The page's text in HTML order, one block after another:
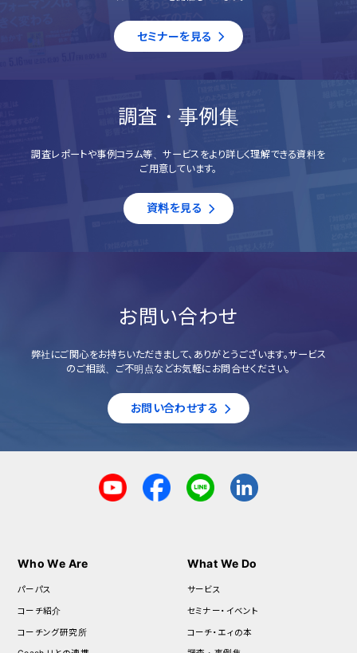
セミナーを見る
調査・事例集
調査レポートや事例コラム等、サービスをより詳しく理解できる資料を
ご用意しています。
資料を見る
お問い合わせ
弊社にご関心をお持ちいただきまして、ありがとうございます。サービス
のご相談、ご不明点などお気軽にお問合せください。
お問い合わせする
Who We Are
パーパス
コーチ紹介
コーチング研究所
What We Do
サービス
セミナー・イベント
コーチ・エィの本